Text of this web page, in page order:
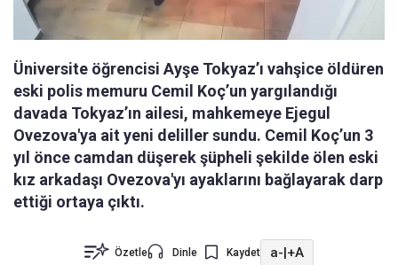
Üniversite öğrencisi Ayşe Tokyaz’ı vahşice öldüren
eski polis memuru Cemil Koç’un yargılandığı
davada Tokyaz’ın ailesi, mahkemeye Ejegul
Ovezova'ya ait yeni deliller sundu. Cemil Koç’un 3
yıl önce camdan düşerek şüpheli şekilde ölen eski
kız arkadaşı Ovezova'yı ayaklarını bağlayarak darp
ettiği ortaya çıktı.
Özetle Dinle Kaydet a-|+A